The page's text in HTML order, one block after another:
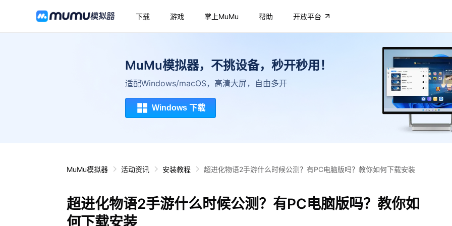
下载 游戏 掌上MuMu 帮助 开放平台
MuMu模拟器，不挑设备，秒开秒用！
适配Windows/macOS，高清大屏，自由多开
Windows 下载
MuMu模拟器 活动资讯 安装教程 超进化物语2手游什么时候公测？有PC电脑版吗？教你如何下载安装
超进化物语2手游什么时候公测？有PC电脑版吗？教你如
何下载安装